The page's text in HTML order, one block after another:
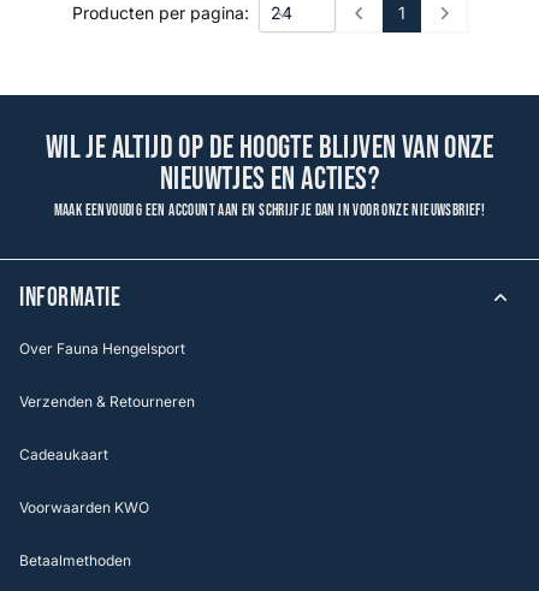
Producten per pagina: Prev 1 Next
Wil je altijd op de hoogte blijven van onze
nieuwtjes en acties?
Maak eenvoudig een account aan en schrijf je dan in voor onze nieuwsbrief!
INFORMATIE
Over Fauna Hengelsport
Verzenden & Retourneren
Cadeaukaart
Voorwaarden KWO
Betaalmethoden